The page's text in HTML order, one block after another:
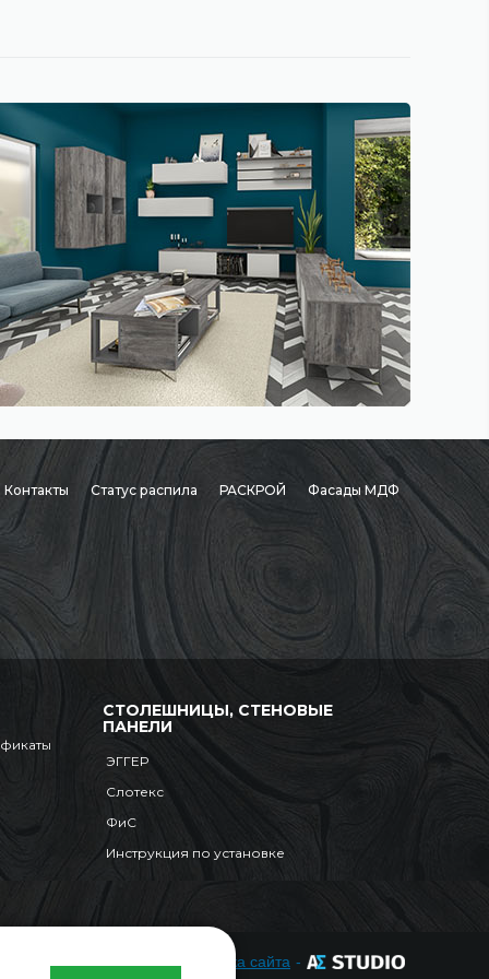
Контакты Статус распила РАСКРОЙ Фасады МДФ
СТОЛЕШНИЦЫ, СТЕНОВЫЕ
ПАНЕЛИ
ЭГГЕР
Слотекс
ФиС
Инструкция по установке
Разработка сайта -